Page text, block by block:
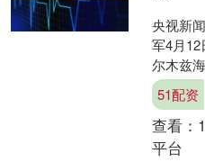
央视新
军4月
尔木兹
允许非
峡。声
51配资
查看：
平台